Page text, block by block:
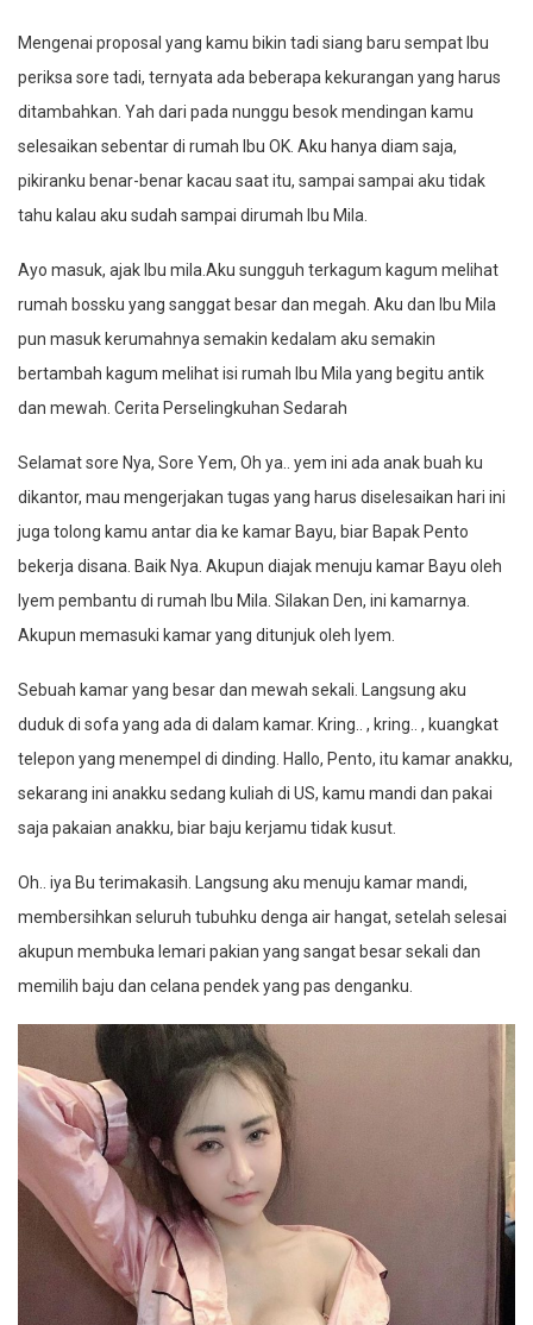
Mengenai proposal yang kamu bikin tadi siang baru sempat Ibu
periksa sore tadi, ternyata ada beberapa kekurangan yang harus
ditambahkan. Yah dari pada nunggu besok mendingan kamu
selesaikan sebentar di rumah Ibu OK. Aku hanya diam saja,
pikiranku benar-benar kacau saat itu, sampai sampai aku tidak
tahu kalau aku sudah sampai dirumah Ibu Mila.
Ayo masuk, ajak Ibu mila.Aku sungguh terkagum kagum melihat
rumah bossku yang sanggat besar dan megah. Aku dan Ibu Mila
pun masuk kerumahnya semakin kedalam aku semakin
bertambah kagum melihat isi rumah Ibu Mila yang begitu antik
dan mewah. Cerita Perselingkuhan Sedarah
Selamat sore Nya, Sore Yem, Oh ya.. yem ini ada anak buah ku
dikantor, mau mengerjakan tugas yang harus diselesaikan hari ini
juga tolong kamu antar dia ke kamar Bayu, biar Bapak Pento
bekerja disana. Baik Nya. Akupun diajak menuju kamar Bayu oleh
Iyem pembantu di rumah Ibu Mila. Silakan Den, ini kamarnya.
Akupun memasuki kamar yang ditunjuk oleh Iyem.
Sebuah kamar yang besar dan mewah sekali. Langsung aku
duduk di sofa yang ada di dalam kamar. Kring.. , kring.. , kuangkat
telepon yang menempel di dinding. Hallo, Pento, itu kamar anakku,
sekarang ini anakku sedang kuliah di US, kamu mandi dan pakai
saja pakaian anakku, biar baju kerjamu tidak kusut.
Oh.. iya Bu terimakasih. Langsung aku menuju kamar mandi,
membersihkan seluruh tubuhku denga air hangat, setelah selesai
akupun membuka lemari pakian yang sangat besar sekali dan
memilih baju dan celana pendek yang pas denganku.